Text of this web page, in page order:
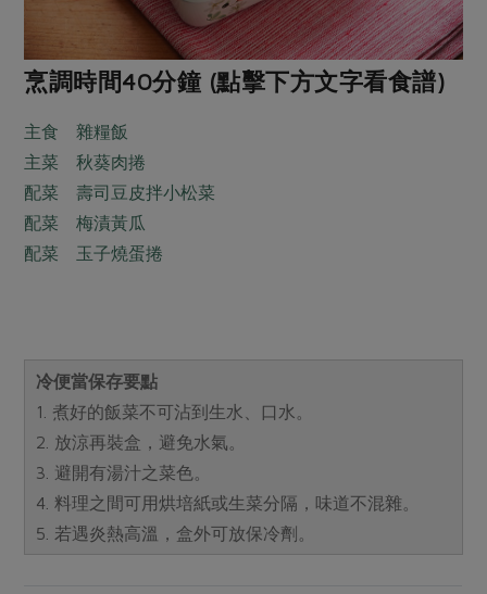
烹調時間40分鐘 (點擊下方文字看食譜)
主食 雜糧飯
主菜 秋葵肉捲
配菜 壽司豆皮拌小松菜
配菜 梅漬黃瓜
配菜 玉子燒蛋捲
冷便當保存要點
1. 煮好的飯菜不可沾到生水、口水。
2. 放涼再裝盒，避免水氣。
3. 避開有湯汁之菜色。
4. 料理之間可用烘培紙或生菜分隔，味道不混雜。
5. 若遇炎熱高溫，盒外可放保冷劑。